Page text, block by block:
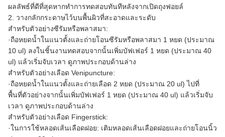
ผลลัพธ์ที่ดีที่สุดหากทำการทดสอบทันทีหลังจากเปิดถุงฟอยล์
2. วางกลักกระดาษไว้บนพื้นผิวที่สะอาดและระดับ
สำหรับตัวอย่างซีรัมหรือพลาสมา:
·ถือหยดน้ำในแนวตั้งและถ่ายโอนซีรัมหรือพลาสมา 1 หยด (ประมาณ
10 ul) ลงในชิ้นงานทดสอบจากนั้นเพิ่มบัฟเฟอร์ 1 หยด (ประมาณ 40
ul) แล้วเริ่มจับเวลา ดูภาพประกอบด้านล่าง
สำหรับตัวอย่างเลือด Venipuncture:
·ถือหยดน้ำในแนวตั้งและถ่ายเลือด 2 หยด (ประมาณ 20 ul) ไปที่
พื้นที่ตัวอย่างจากนั้นเพิ่มบัฟเฟอร์ 1 หยด (ประมาณ 40 ul) แล้วเริ่มจับ
เวลา ดูภาพประกอบด้านล่าง
สำหรับตัวอย่างเลือด Fingerstick:
·ในการใช้หลอดเส้นเลือดฝอย: เติมหลอดเส้นเลือดฝอยและถ่ายโอนนิ้ว